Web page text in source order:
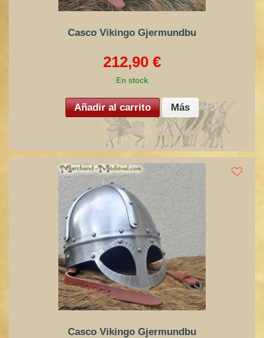
Casco Vikingo Gjermundbu
212,90 €
En stock
Añadir al carrito Más
Casco Vikingo Gjermundbu